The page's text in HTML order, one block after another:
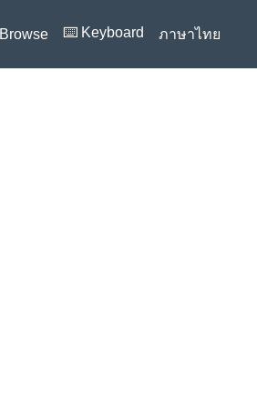
Browse ⌨️ Keyboard ภาษาไทย